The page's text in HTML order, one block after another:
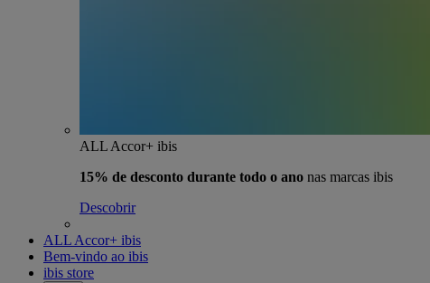
ALL Accor+ ibis
15% de desconto durante todo o ano nas marcas ibis
Descobrir
ALL Accor+ ibis
Bem-vindo ao ibis
ibis store